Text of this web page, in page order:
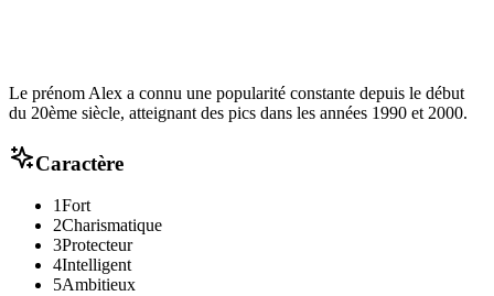
Le prénom Alex a connu une popularité constante depuis le début
du 20ème siècle, atteignant des pics dans les années 1990 et 2000.
Caractère
1Fort
2Charismatique
3Protecteur
4Intelligent
5Ambitieux